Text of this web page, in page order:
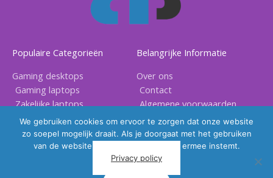
Populaire Categorieën
Gaming desktops
Gaming laptops
Zakelijke laptops
Gaming accessoires
Belangrijke Informatie
Over ons
Contact
Algemene voorwaarden
Privacy voorwaarden
We gebruiken cookies om ervoor te zorgen dat onze website
zo soepel mogelijk draait. Als je doorgaat met het gebruiken
van de website, gaan we er vanuit dat ermee instemt.
Privacy policy